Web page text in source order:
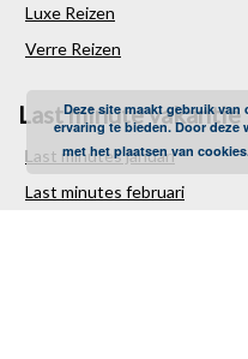
Luxe Reizen
Verre Reizen
Last minute vakantie
Last minutes januari
Last minutes februari
Deze site maakt gebruik
ervaring te bieden. Door deze
met het plaatsen van